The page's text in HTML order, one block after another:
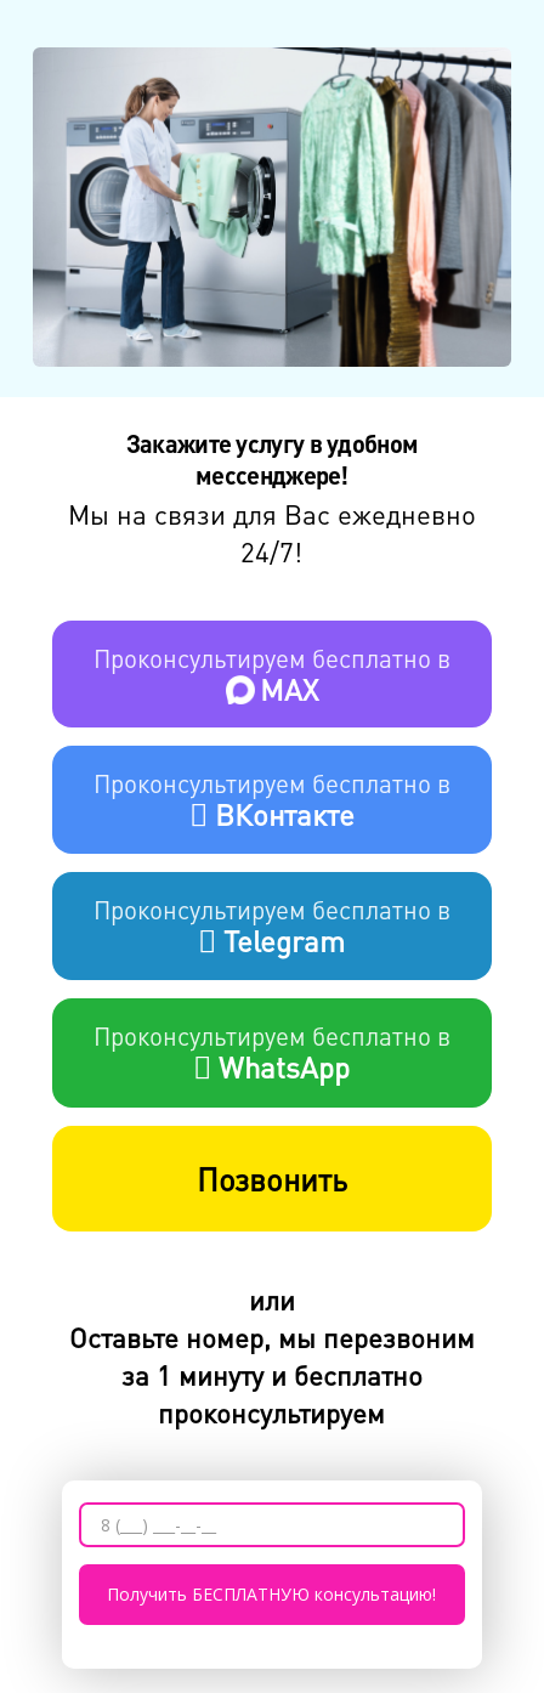
Закажите услугу в удобном
мессенджере!
Мы на связи для Вас ежедневно
24/7!
Проконсультируем бесплатно в
MAX
Проконсультируем бесплатно в
ВКонтакте
Проконсультируем бесплатно в
Telegram
Проконсультируем бесплатно в
WhatsApp
Позвонить
или
Оставьте номер, мы перезвоним
за 1 минуту и бесплатно
проконсультируем